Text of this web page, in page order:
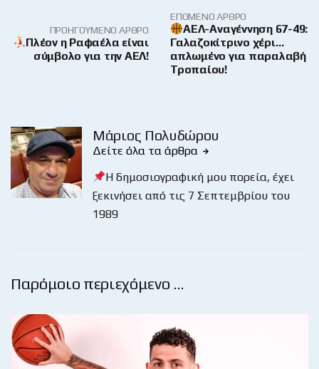
ΠΡΟΗΓΟΎΜΕΝΟ ΆΡΘΡΟ
Πλέον η Ραφαέλα είναι
σύμβολο για την ΑΕΛ!
ΕΠΌΜΕΝΟ ΆΡΘΡΟ
ΑΕΛ-Αναγέννηση 67-49:
Γαλαζοκίτρινο χέρι…
απλωμένο για παραλαβή
Τροπαίου!
Μάριος Πολυδώρου
Δείτε όλα τα άρθρα
Η δημοσιογραφική μου πορεία, έχει
ξεκινήσει από τις 7 Σεπτεμβρίου του
1989
Παρόμοιο περιεχόμενο …